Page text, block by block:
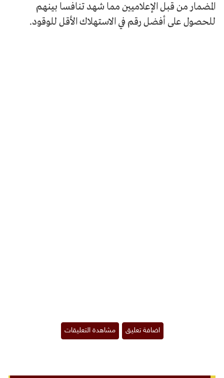
المضمار من قبل الإعلاميين مما شهد تنافسا بينهم
للحصول على أفضل رقم في الاستهلاك الأقل للوقود.